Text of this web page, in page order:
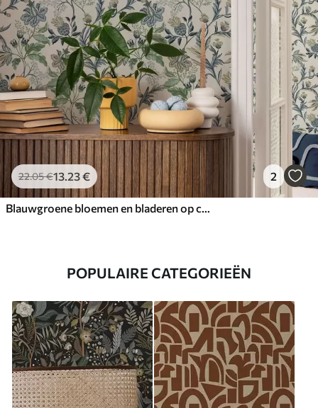
22.05€13.23€ 2
Blauwgroene bloemen en bladeren op crèmekleurige achtergrond
POPULAIRE CATEGORIEËN